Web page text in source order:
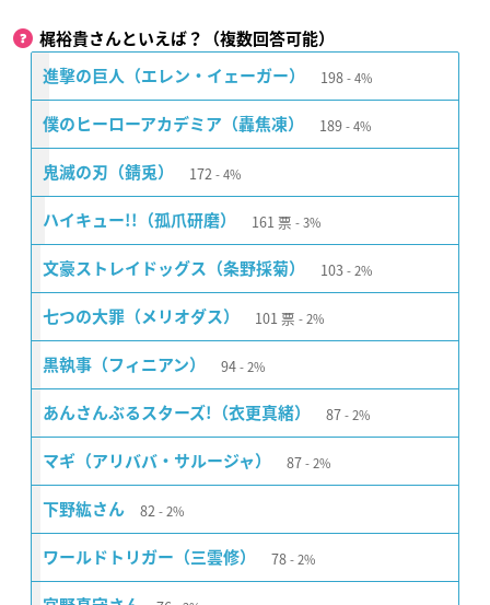
梶裕貴さんといえば？（複数回答可能）
進撃の巨人（エレン・イェーガー） 198 4%
僕のヒーローアカデミア（轟焦凍） 189 4%
鬼滅の刃（錆兎） 172 4%
ハイキュー!!（孤爪研磨） 161 票 3%
文豪ストレイドッグス（条野採菊） 103 2%
七つの大罪（メリオダス） 101 票 2%
黒執事（フィニアン） 94 2%
あんさんぶるスターズ!（衣更真緒） 87 2%
マギ（アリババ・サルージャ） 87 2%
下野紘さん 82 2%
ワールドトリガー（三雲修） 78 2%